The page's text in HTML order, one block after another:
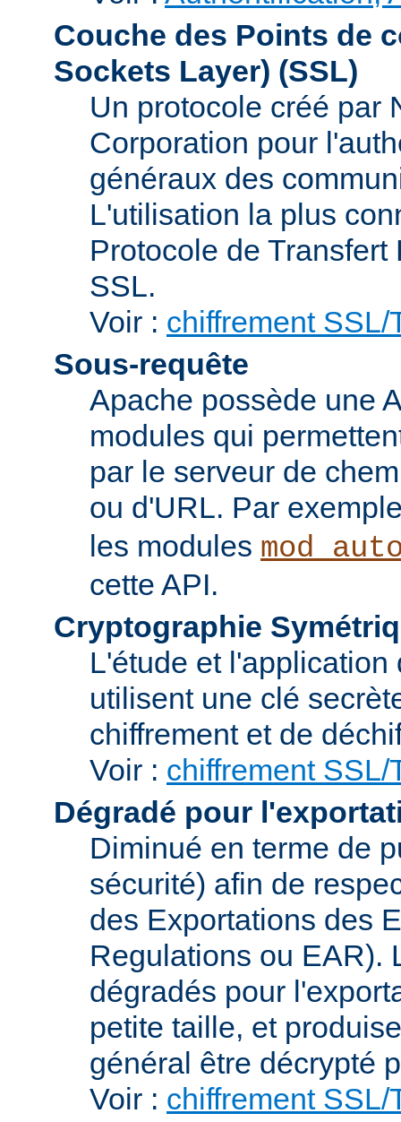
Couche des Points de
Sockets Layer) (SSL)
Un protocole créé par
Corporation pour
généraux des
L'utilisation la plus
Protocole de
SSL.
Voir : chiffrement SSL/
Sous-requête
Apache possède une
modules qui
par le serveur de
ou d'URL. Par
les modules
cette API.
Cryptographie
L'étude et
utilisent une clé
chiffrement et de
Voir : chiffrement SSL/
Dégradé pour
Diminué en terme de
sécurité) afin de
des Exportations des
Regulations ou EAR).
dégradés pour
petite taille, et
général être décrypté
Voir : chiffrement SSL/